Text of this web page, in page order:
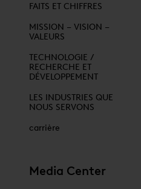
FAITS ET CHIFFRES
MISSION – VISION –
VALEURS
TECHNOLOGIE /
RECHERCHE ET
DÉVELOPPEMENT
LES INDUSTRIES QUE
NOUS SERVONS
carrière
Media Center